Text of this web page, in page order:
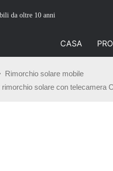
da oltre 10 anni
CASA
Rimorchio solare mobile
solare con telecamera